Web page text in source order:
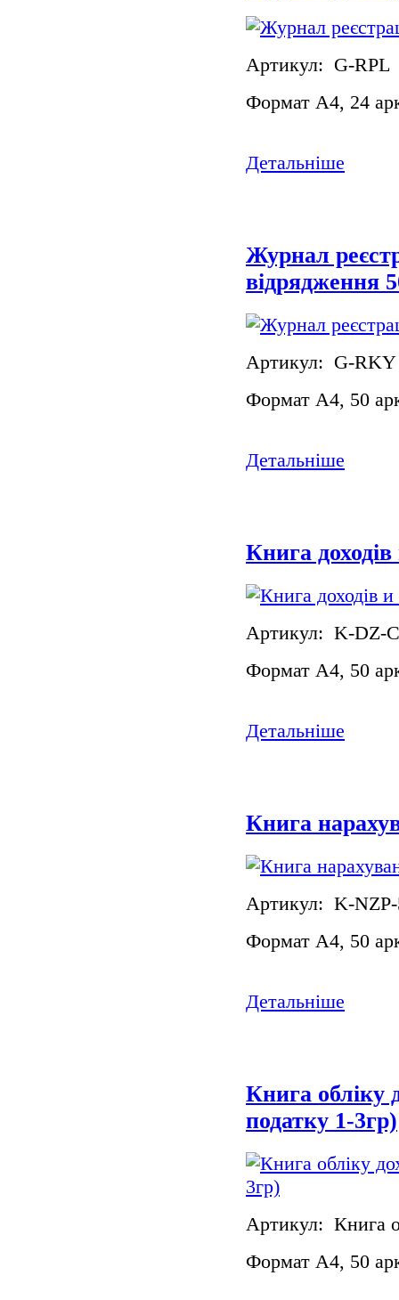
Артикул: G-RPL
Формат А4, 24
Детальніше
Журнал
відрядження
Артикул: G-RKY
Формат А4, 50
Детальніше
Книга
Артикул: K-DZ-
Формат А4, 50
Детальніше
Книга
Артикул: K-
Формат А4, 50
Детальніше
Книга обліку
податку 1-3гр)
Артикул: Книга
Формат А4, 50